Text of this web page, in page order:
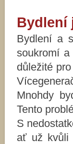
Bydlení
Bydlení a
soukromí
důležité
Mnohdy
Tento
S
ať už kvůli